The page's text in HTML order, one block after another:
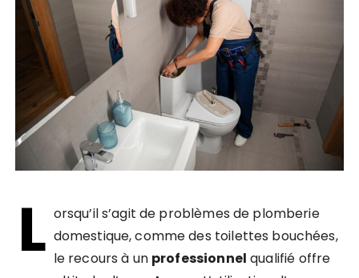
L orsqu’il s’agit de problèmes de plomberie
domestique, comme des toilettes bouchées,
le recours à un professionnel qualifié offre